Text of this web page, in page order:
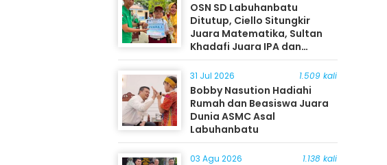
OSN SD Labuhanbatu
Ditutup, Ciello Situngkir
Juara Matematika, Sultan
Khadafi Juara IPA dan
Timothy Rangkuti Juara IPS
31 Jul 2026 1.509 kali
Bobby Nasution Hadiahi
Rumah dan Beasiswa Juara
Dunia ASMC Asal
Labuhanbatu
03 Agu 2026 1.138 kali